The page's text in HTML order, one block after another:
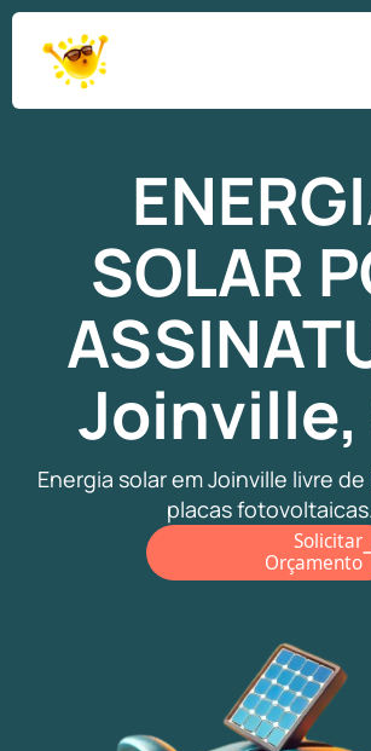
SOLAR
Joinville,
Energia solar em Joinville livre
placas fotovoltaicas.
Solicitar
Orçamento